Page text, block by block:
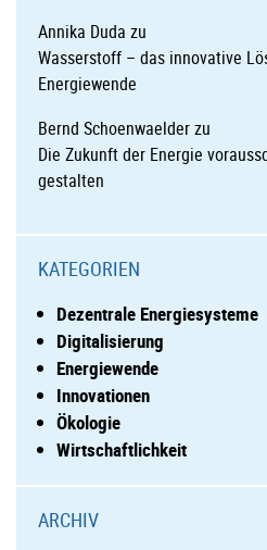
Annika Duda zu
Wasserstoff – das innovative
Energiewende
Bernd Schoenwaelderzu
Die Zukunft der Energie
gestalten
KATEGORIEN
Dezentrale Energiesysteme
Digitalisierung
Energiewende
Innovationen
Ökologie
Wirtschaftlichkeit
ARCHIV